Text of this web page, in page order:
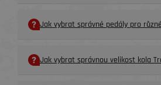
Jak vybrat správné pedály pro
Jak vybrat správnou velikost kola